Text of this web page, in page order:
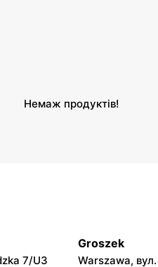
Немаж продуктів!
7/U3
Groszek
Warszawa,